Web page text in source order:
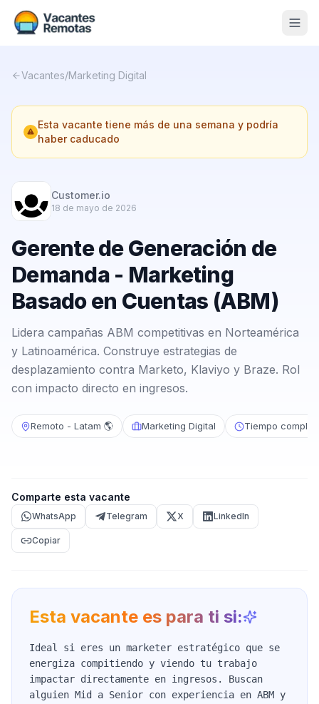
Nosotros
Contacto
Calculadora Freelance
Vacantes/Marketing Digital
Esta vacante tiene más de una semana y podría
haber caducado
Customer.io
18 de mayo de 2026
Gerente de Generación de
Demanda - Marketing
Basado en Cuentas (ABM)
Lidera campañas ABM competitivas en Norteamérica
y Latinoamérica. Construye estrategias de
desplazamiento contra Marketo, Klaviyo y Braze. Rol
con impacto directo en ingresos.
Remoto - Latam 🌎 Marketing Digital Tiempo
Comparte esta vacante
WhatsApp Telegram X LinkedIn
Copiar
Esta vacante es para ti si:
Ideal si eres un marketer estratégico que se
energiza compitiendo y viendo tu trabajo
impactar directamente en ingresos. Buscan
alguien Mid a Senior con experiencia en ABM y